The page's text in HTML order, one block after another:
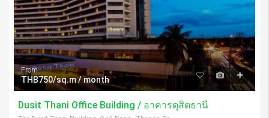
From
THB750/sq.m / month
Dusit Thani Office Building / อาคารดุสิตธานี